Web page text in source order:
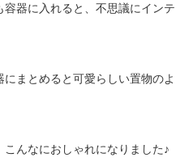
器に入れると、不思議にインテ
まとめると可愛らしい置物のよ
んなにおしゃれになりました♪